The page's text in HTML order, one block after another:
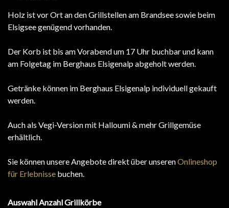
Holz ist vor Ort an den Grillstellen am Brandsee sowie beim
Elsigsee genügend vorhanden.
Der Korb ist bis am Vorabend um 17 Uhr buchbar und kann
am Folgetag im Berghaus Elsigenalp abgeholt werden.
Getränke können im Berghaus Elsigenalp individuell gekauft
werden.
Auch als Vegi-Version mit Halloumi & mehr Grillgemüse
erhältlich.
Sie können unsere Angebote direkt über unserenOnlineshop
für Erlebnisse buchen.
Auswahl Anzahl Grillkörbe